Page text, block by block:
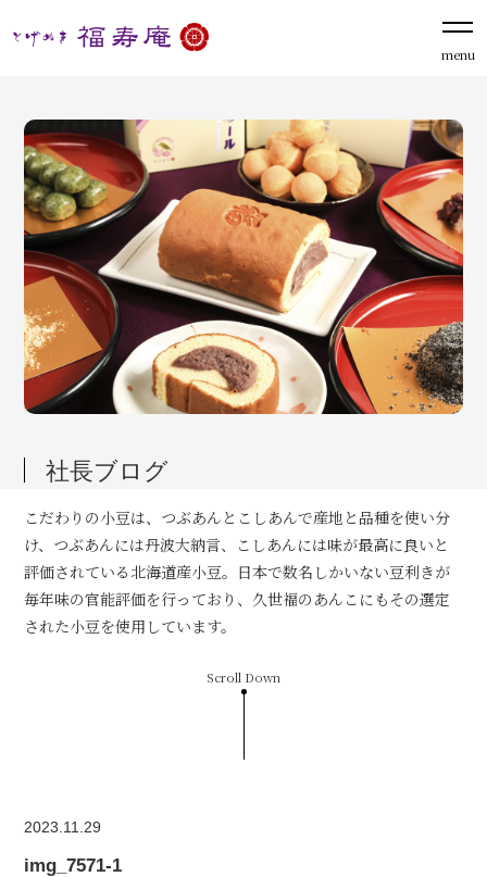
menu
社長ブログ
こだわりの小豆は、つぶあんとこしあんで産地と品種を使い分
け、つぶあんには丹波大納言、こしあんには味が最高に良いと
評価されている北海道産小豆。日本で数名しかいない豆利きが
毎年味の官能評価を行っており、久世福のあんこにもその選定
された小豆を使用しています。
Scroll Down
2023.11.29
img_7571-1